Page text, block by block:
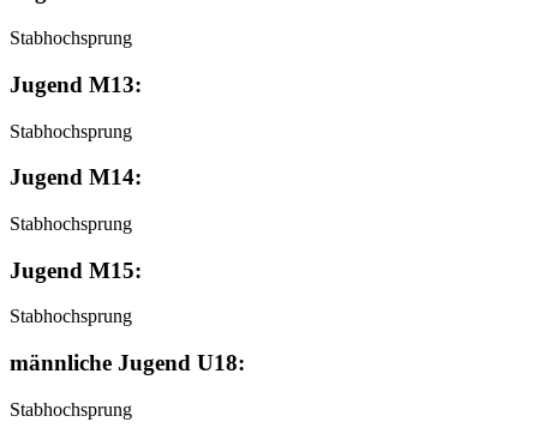
Stabhochsprung
Jugend M13:
Stabhochsprung
Jugend M14:
Stabhochsprung
Jugend M15:
Stabhochsprung
männliche Jugend U18:
Stabhochsprung